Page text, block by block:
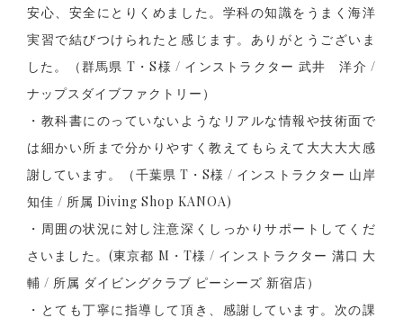
安心、安全にとりくめました。学科の知識をうまく海洋
実習で結びつけられたと感じます。ありがとうございま
した。（群馬県 T・S様 / インストラクター 武井 洋介 /
ナップスダイブファクトリー）
・教科書にのっていないようなリアルな情報や技術面で
は細かい所まで分かりやすく教えてもらえて大大大大感
謝しています。（千葉県 T・S様 / インストラクター 山岸
知佳 / 所属 Diving Shop KANOA)
・周囲の状況に対し注意深くしっかりサポートしてくだ
さいました。(東京都 M・T様 / インストラクター 溝口 大
輔 / 所属 ダイビングクラブ ピーシーズ 新宿店）
・とても丁寧に指導して頂き、感謝しています。次の課